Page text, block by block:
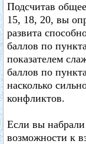
Подсчитав
15, 18, 20, вы
развита
баллов по
показателем
баллов по
насколько
конфликтов.
Если вы
возможности к